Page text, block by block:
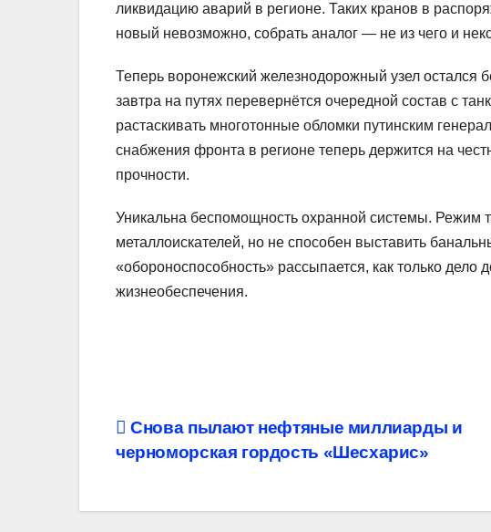
ликвидацию аварий в регионе. Таких кранов в
новый невозможно, собрать аналог — не из чего и
Теперь воронежский железнодорожный узел остался
завтра на путях перевернётся очередной состав с
растаскивать многотонные обломки путинским
снабжения фронта в регионе теперь держится на
прочности.
Уникальна беспомощность охранной системы. Режим
металлоискателей, но не способен выставить
«обороноспособность» рассыпается, как только дело
жизнеобеспечения.
Навигация
по
записям
Снова пылают нефтяные миллиарды и
черноморская гордость «Шесхарис»